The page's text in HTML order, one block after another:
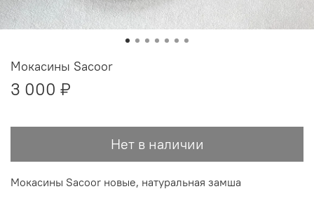
Мокасины Sacoor
3 000 ₽
Нет в наличии
Мокасины Sacoor новые, натуральная замша